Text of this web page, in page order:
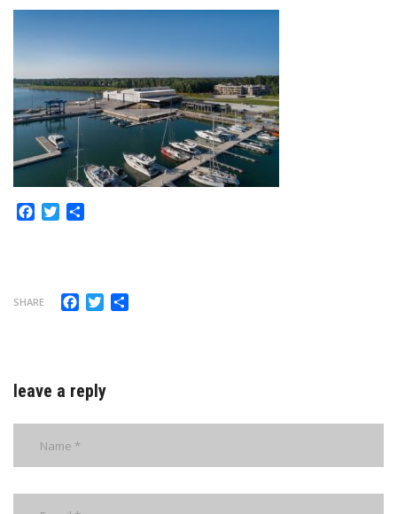
Facebook
Twitter
SHARE Facebook
Twitter
leave a reply